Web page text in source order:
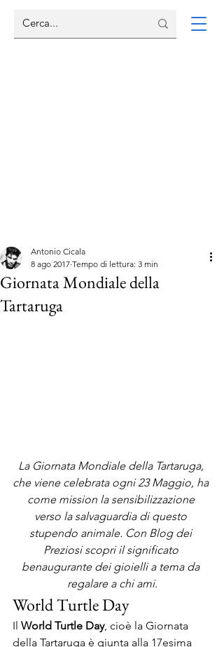
Giornata Mondiale della
Tartaruga
Antonio Cicala
8 ago 2017 Tempo di lettura: 3 min
La Giornata Mondiale della Tartaruga,
che viene celebrata ogni 23 Maggio, ha
come mission la sensibilizzazione
verso la salvaguardia di questo
stupendo animale. Con Blog dei
Preziosi scopri il significato
benaugurante dei gioielli a tema da
regalare a chi ami.
World Turtle Day
Il World Turtle Day, cioè la Giornata
della Tartaruga è giunta alla 17esima